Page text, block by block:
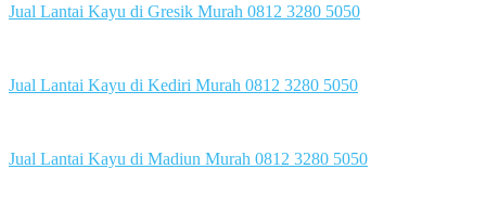
Jual Lantai Kayu di Gresik Murah 0812 3280 5050
Jual Lantai Kayu di Kediri Murah 0812 3280 5050
Jual Lantai Kayu di Madiun Murah 0812 3280 5050